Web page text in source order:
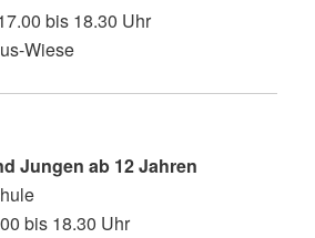
bis 18.30 Uhr
Wiese
Jungen ab 12 Jahren
bis 18.30 Uhr